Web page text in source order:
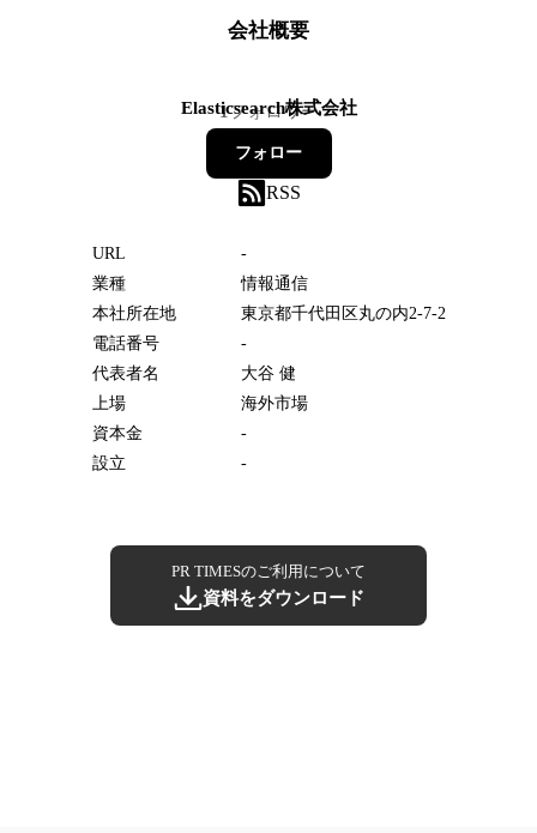
会社概要
Elasticsearch株式会社
1フォロワー
フォロー
RSS
URL
-
業種
情報通信
本社所在地
東京都千代田区丸の内2-7-2
電話番号
-
代表者名
大谷 健
上場
海外市場
資本金
-
設立
-
PR TIMESのご利用について
資料をダウンロード